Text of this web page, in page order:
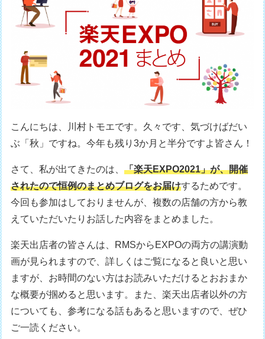
こんにちは、川村トモエです。久々です、気づけばだい
ぶ「秋」ですね。今年も残り3か月と半分ですよ皆さん！
さて、私が出てきたのは、「楽天EXPO2021」が、開催
されたので恒例のまとめブログをお届けするためです。
今回も参加はしておりませんが、複数の店舗の方から教
えていただいたりお話した内容をまとめました。
楽天出店者の皆さんは、RMSからEXPOの両方の講演動
画が見られますので、詳しくはご覧になると良いと思い
ますが、お時間のない方はお読みいただけるとおおまか
な概要が掴めると思います。また、楽天出店者以外の方
についても、参考になる話もあると思いますので、ぜひ
ご一読ください。